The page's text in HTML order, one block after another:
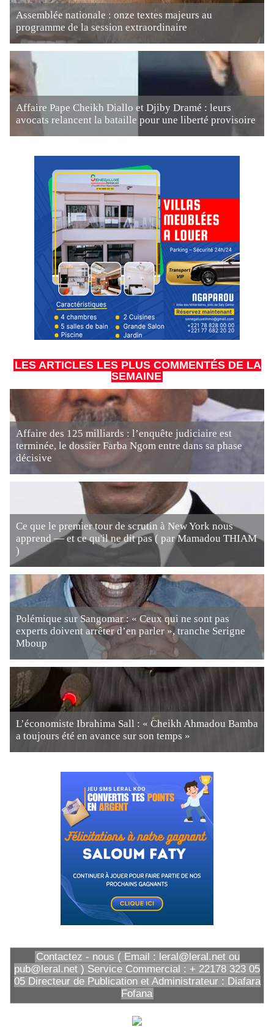
Assemblée nationale : onze textes majeurs au
programme de la session extraordinaire
Affaire Pape Cheikh Diallo et Djiby Dramé : leurs
avocats relancent la bataille pour une liberté provisoire
LES ARTICLES LES PLUS COMMENTÉS DE LA
SEMAINE
Affaire des 125 milliards : l’enquête judiciaire est
terminée, le dossier Farba Ngom entre dans sa phase
décisive
Ce que le premier tour de scrutin à New York nous
apprend — et ce qu'il ne dit pas ( par Mamadou THIAM
)
Polémique sur Sangomar : « Ceux qui ne sont pas
experts doivent arrêter d’en parler », tranche Serigne
Mboup
L’économiste Ibrahima Sall : « Cheikh Ahmadou Bamba
a toujours été en avance sur son temps »
Contactez - nous ( Email : leral@leral.net ou
pub@leral.net ) Service Commercial : + 22178 323 05
05 Directeur de Publication et Administrateur : Diafara
Fofana